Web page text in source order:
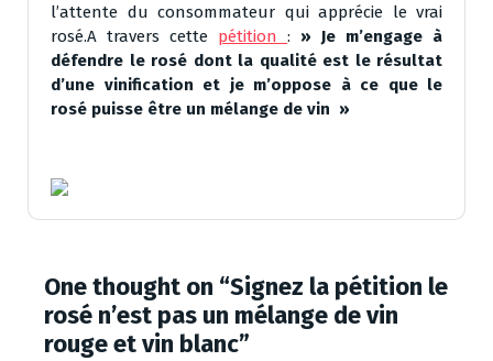
l’attente du consommateur qui apprécie le vrai
rosé.A travers cette pétition : » Je m’engage à
défendre le rosé dont la qualité est le résultat
d’une vinification et je m’oppose à ce que le
rosé puisse être un mélange de vin »
One thought on “Signez la pétition le
rosé n’est pas un mélange de vin
rouge et vin blanc”